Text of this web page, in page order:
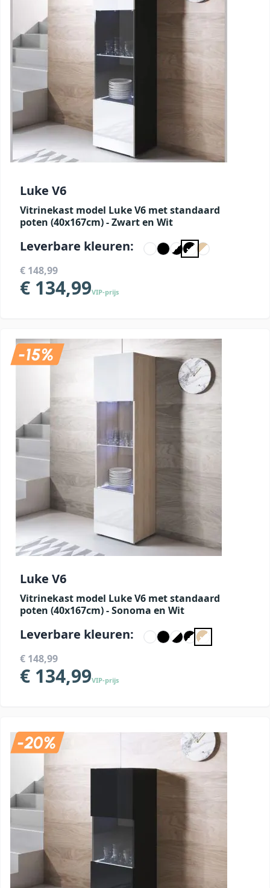
Luke V6
Vitrinekast model Luke V6 met standaard
poten (40x167cm) - Zwart en Wit
Leverbare kleuren:
€ 148,99
€ 134,99VIP-prijs
Luke V6
Vitrinekast model Luke V6 met standaard
poten (40x167cm) - Sonoma en Wit
Leverbare kleuren:
€ 148,99
€ 134,99VIP-prijs